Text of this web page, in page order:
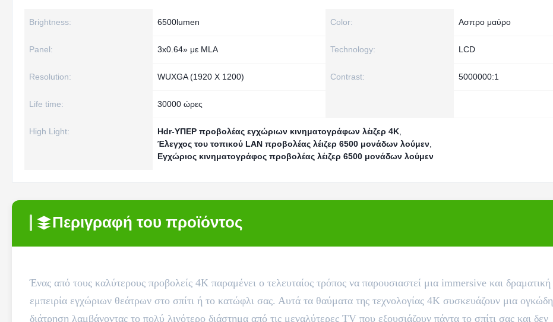
Brightness: 6500lumen Color: Ασπρο μαύρο
Panel: 3x0.64» με MLA Technology: LCD
Resolution: WUXGA (1920 X 1200) Contrast: 5000000:1
Life time: 30000 ώρες
High Light: Hdr-ΥΠΕΡ προβολέας εγχώριων κινηματογράφων λέιζερ 4K
Έλεγχος του τοπικού LAN προβολέας λέιζερ 6500 μονάδων λούμεν
Εγχώριος κινηματογράφος προβολέας λέιζερ 6500 μονάδων λούμεν
Περιγραφή του προϊόντος
Ένας από τους καλύτερους προβολείς 4K παραμένει ο τελευταίος τρόπος να παρουσιαστεί μια immersive και δραματική
εμπειρία εγχώριων θεάτρων στο σπίτι ή το κατώφλι σας. Αυτά τα θαύματα της τεχνολογίας 4K συσκευάζουν μια ογκώδη
διάτρηση λαμβάνοντας το πολύ λιγότερο διάστημα από τις μεγαλύτερες TV που εξουσιάζουν πάντα το σπίτι σας και δεν